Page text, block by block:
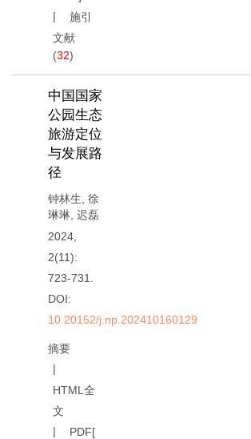
施引
文献
(32)
中国国家
公园生态
旅游定位
与发展路
径
钟林生 徐
琳琳 迟磊
2024,
2(11):
723-731.
DOI:
10.20152/j.np.202410160129
摘要
HTML全
文
PDF[